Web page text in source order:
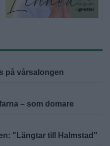
på vårsalongen
– som domare
"Längtar till Halmstad"